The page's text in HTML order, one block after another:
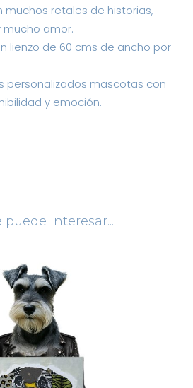
muchos retales de historias,
amor.
lienzo de 60 cms de ancho por
personalizados mascotas con
y emoción.
interesar...